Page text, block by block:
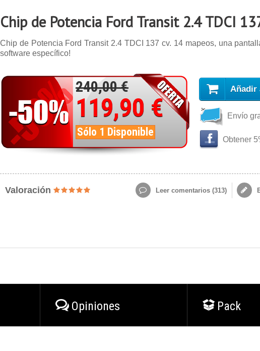
Chip de Potencia Ford Transit 2.4 TDCI
Chip de Potencia Ford Transit 2.4 TDCI 137 cv. 14 mapeos, una
software específico!
240,00 €
119,90 €
Sólo 1 Disponible
Añadir
Envío
Obtener
Valoración Leer comentarios (313)
Opiniones Pack